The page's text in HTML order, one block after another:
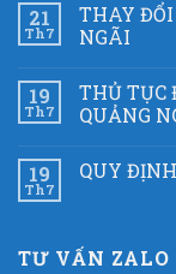
21
Th7
THAY
NGÃI
19
Th7
THỦ TỤC
QUẢNG
19
Th7
QUY
TƯ VẤN ZALO